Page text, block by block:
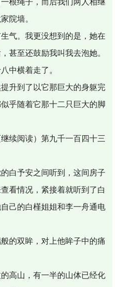
院墙。
气。我更没想到的是，她在
甚至还鼓励我叫我去泡她。
中横着走了。
升到了以它那巨大的身躯完
乎随着它那十二只巨大的脚
续阅读）第九千一百四十三
白予安之间听到，这间房子
看情况，紧接着就听到了白
己的白槿姐姐和李一舟通电
的双眸，对上他眸子中的痛
高山，有一半的山体已经化